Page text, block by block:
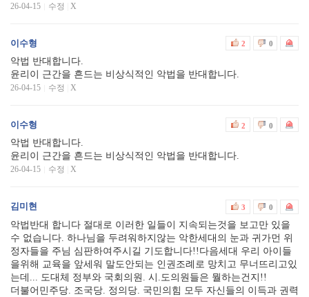
26-04-15 수정 X
이수형 2 0
악법 반대합니다.
윤리이 근간을 흔드는 비상식적인 악법을 반대합니다.
26-04-15 수정 X
이수형 2 0
악법 반대합니다.
윤리이 근간을 흔드는 비상식적인 악법을 반대합니다.
26-04-15 수정 X
김미현 3 0
악법반대 합니다 절대로 이러한 일들이 지속되는것을 보고만 있을
수 없습니다. 하나님을 두려워하지않는 악한세대의 눈과 귀가먼 위
정자들을 주님 심판하여주시길 기도합니다!!다음세대 우리 아이들
을위해 교육을 앞세워 말도안되는 인권조례로 망치고 무너뜨리고있
는데... 도대체 정부와 국회의원. 시.도의원들은 뭘하는건지!!
더불어민주당. 조국당. 정의당. 국민의힘 모두 자신들의 이득과 권력